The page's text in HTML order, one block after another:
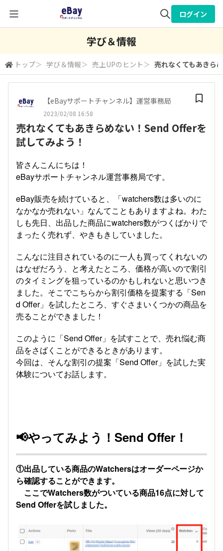
検索
ログイン
学び＆情報
トップ＞ 学び＆情報＞ 売上UPのヒント ＞ 売れなくてもあきら
【eBayサポートチャンネル】運営事務局
2023/02/08 16:58
売れなくてもあきらめない！Send Offerを
試してみよう！
皆さんこんにちは！
eBayサポートチャンネル運営事務局です。
eBay販売を続けていると、「watchers数は多いのに
なかなか売れない」なんてこともありますよね。わた
しも先日、出品した商品にwatchers数がつくばかりで
まったく売れず、やきもきしていました。
こんなに注目されているのに一人も買ってくれないの
はなぜだろう、と考えたところ、価格が高いので割引
のタイミングを狙っているのかもしれないと思いつき
ました。そこでこちらから割引価格を提案する「Sen
d Offer」を試したところ、すぐさまいくつかの商品を
売ることができました！
このように「Send Offer」を試すことで、売れ悩む商
品をさばくことができるときがあります。
今回は、そんな割引の提案「Send Offer」を試した実
体験についてお話します。
📢やってみよう！Send Offer！
①出品している商品のWatchersはオーダーページか
ら確認することができます。
ここでWatchers数がついている商品16点に対して
Send Offerを試しました。